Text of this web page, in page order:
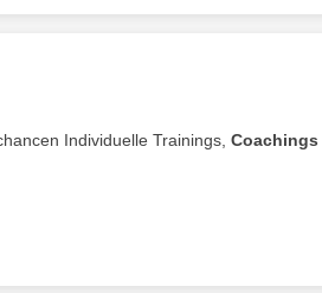
Individuelle Trainings, Coachings